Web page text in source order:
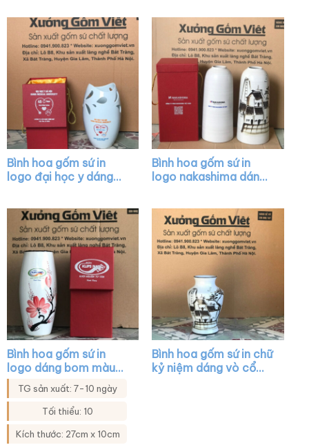
Bình hoa gốm sứ in
logo đại học y dáng
Bình hoa gốm sứ in
logo nakashima dáng
XG-LH17
Bình hoa gốm sứ in
logo dáng bom màu
trắng họa tiết đào đỏ
XG-LH43
TG sản xuất: 7-10 ngày
Tối thiểu: 10
Kích thước: 27cm x 10cm
Bình hoa gốm sứ in chữ
kỷ niệm dáng vò cổ